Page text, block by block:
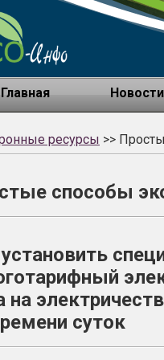
Главная Новости
ресурсы >>
способы
на
суток